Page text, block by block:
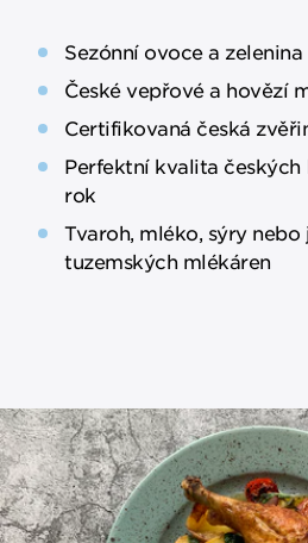
Sezónní ovoce a
České vepřové a hovězí
Certifikovaná česká
Perfektní kvalita
rok
Tvaroh, mléko, sýry
tuzemských mlékáren